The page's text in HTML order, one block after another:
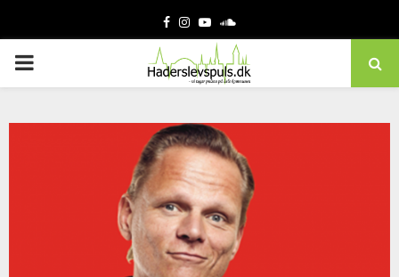
Facebook
Instagram
YoutubeSoundcloud
PRIMARY